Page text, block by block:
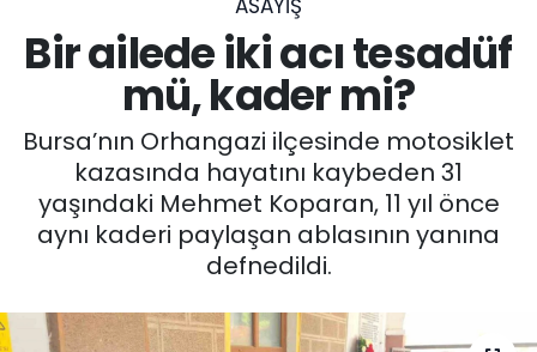
ASAYİŞ
Bir ailede iki acı tesadüf
mü, kader mi?
Bursa’nın Orhangazi ilçesinde motosiklet
kazasında hayatını kaybeden 31
yaşındaki Mehmet Koparan, 11 yıl önce
aynı kaderi paylaşan ablasının yanına
defnedildi.
ASAYİŞ
SİYASET
EĞİTİM
MAGAZİN
Trafik Durumu
Süper Lig Puan Durumu ve Fikstür
Tüm Manşetler
Son Dakika Haberleri
Haber Arşivi